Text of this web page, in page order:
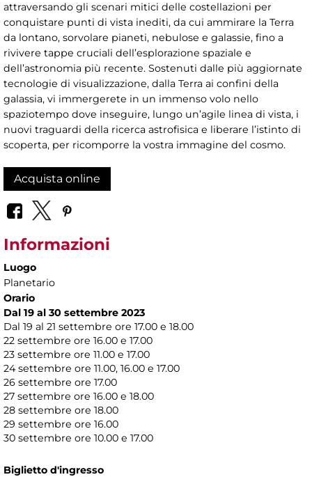
attraversando gli scenari mitici delle costellazioni per
conquistare punti di vista inediti, da cui ammirare la Terra
da lontano, sorvolare pianeti, nebulose e galassie, fino a
rivivere tappe cruciali dell’esplorazione spaziale e
dell’astronomia più recente. Sostenuti dalle più aggiornate
tecnologie di visualizzazione, dalla Terra ai confini della
galassia, vi immergerete in un immenso volo nello
spaziotempo dove inseguire, lungo un’agile linea di vista, i
nuovi traguardi della ricerca astrofisica e liberare l’istinto di
scoperta, per ricomporre la vostra immagine del cosmo.
Acquista online
Informazioni
Luogo
Planetario
Orario
Dal 19 al 30 settembre 2023
Dal 19 al 21 settembre ore 17.00 e 18.00
22 settembre ore 16.00 e 17.00
23 settembre ore 11.00 e 17.00
24 settembre ore 11.00, 16.00 e 17.00
26 settembre ore 17.00
27 settembre ore 16.00 e 18.00
28 settembre ore 18.00
29 settembre ore 16.00
30 settembre ore 10.00 e 17.00
Biglietto d'ingresso